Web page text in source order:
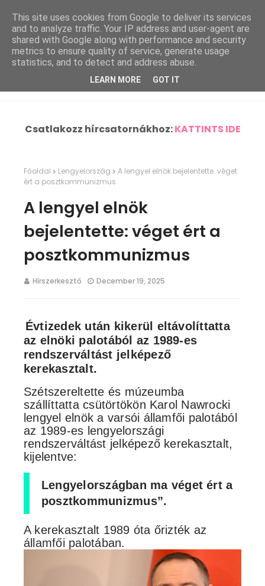
Csatlakozz hírcsatornákhoz:KATTINTS IDE
Főoldal Lengyelország
A lengyel elnök bejelentette: véget
ért a posztkommunizmus
A lengyel elnök
bejelentette: véget ért a
posztkommunizmus
Hírszerkesztő December 19, 2025
Évtizedek után kikerül eltávolíttatta
az elnöki palotából az 1989-es
rendszerváltást jelképező
kerekasztalt.
Szétszereltette és múzeumba
szállíttatta csütörtökön Karol Nawrocki
lengyel elnök a varsói államfői palotából
az 1989-es lengyelországi
rendszerváltást jelképező kerekasztalt,
kijelentve:
Lengyelországban ma véget ért a
posztkommunizmus”.
A kerekasztalt 1989 óta őrizték az
államfői palotában.
This site uses cookies from Google to deliver its services
and to analyze traffic. Your IP address and user-agent are
shared with Google along with performance and security
metrics to ensure quality of service, generate usage
statistics, and to detect and address abuse.
LEARN MORE GOT IT